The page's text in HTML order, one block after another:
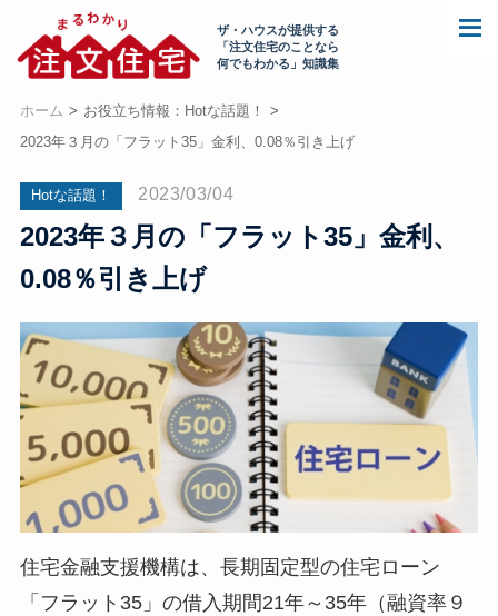
ザ・ハウスが提供する
「注文住宅のことなら
何でもわかる」知識集
ホーム
お役立ち情報：Hotな話題！
2023年３月の「フラット35」金利、0.08％引き上げ
Hotな話題！ 2023/03/04
2023年３月の「フラット35」金利、
0.08％引き上げ
住宅金融支援機構は、長期固定型の住宅ローン
「フラット35」の借入期間21年～35年（融資率９